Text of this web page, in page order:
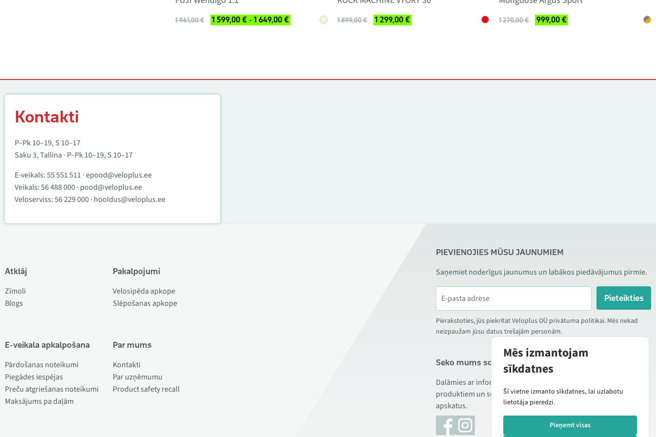
1 961,00 € 1 599,00 € - 1 649,00 € 1 899,00 € 1 299,00 € 1 270,00 € 999,00 €
Kontakti
Kontakti
P–Pk 10–19, S 10–17
Saku 3, Tallina · P–Pk 10–19, S 10–17
E-veikals:55 551 511 ·epood@veloplus.ee
Veikals:56 488 000· pood@veloplus.ee
Veloserviss:56 229 000· hooldus@veloplus.ee
Atklāj
Zīmoli
Blogs
E-veikala apkalpošana
Pārdošanas noteikumi
Piegādes iespējas
Preču atgriešanas noteikumi
Maksājums pa daļām
Pakalpojumi
Velosipēda apkope
Slēpošanas apkope
Par mums
Kontakti
Par uzņēmumu
Product safety recall
PIEVIENOJIES MŪSU JAUNUMIEM
Saņemiet noderīgus jaunumus un labākos piedāvājumus pirmie.
Pieteikties
Pierakstoties, jūs piekrītat Veloplus OÜ privātuma politikai. Mēs nekad
neizpaužam jūsu datus trešajām personām.
Seko mums sociālajos tīklos
Dalāmies ar informāciju par izdevīgām akcijām, jauniem
produktiem un servisu. Reizēm publicējam arī produktu
apskatus.
Mēs izmantojam
sīkdatnes
Šī vietne izmanto sīkdatnes, lai uzlabotu
lietotāja pieredzi.
Pieņemt visas